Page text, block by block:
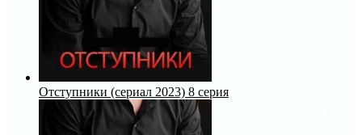
Отступники (сериал 2023) 8 серия